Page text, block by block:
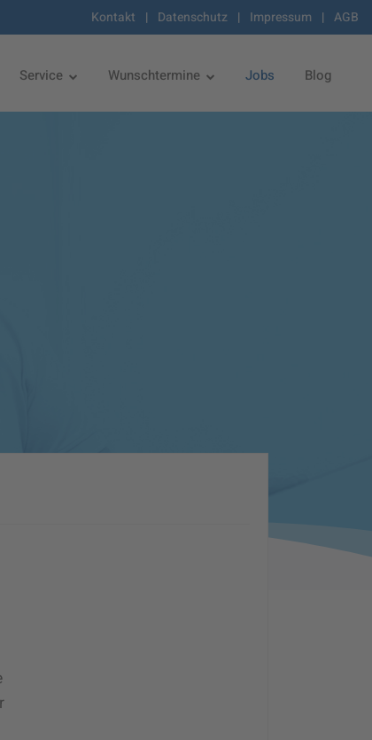
Kontakt | Datenschutz | Impressum | AGB
Service Wunschtermine Jobs Blog